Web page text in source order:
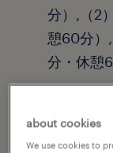
分）,（2
憩60分）
分・休憩
job category
about cookies
We use cookies to